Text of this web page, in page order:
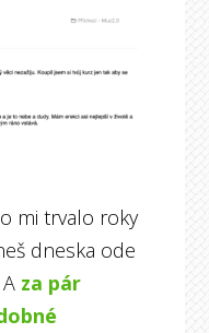
mi trvalo roky
dneska ode
za pár